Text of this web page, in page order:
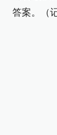
答案。（